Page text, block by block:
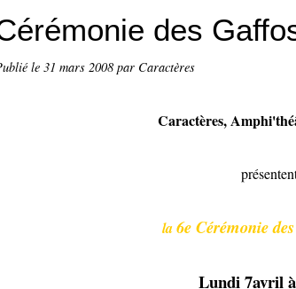
des
le 31 mars 2008 par Caractères
Caractères,
la 6e Cérémonie
Lundi 7avril